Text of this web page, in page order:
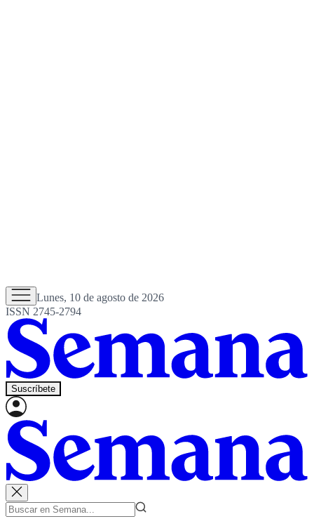
Lunes, 10 de agosto de 2026
ISSN 2745-2794
Suscríbete